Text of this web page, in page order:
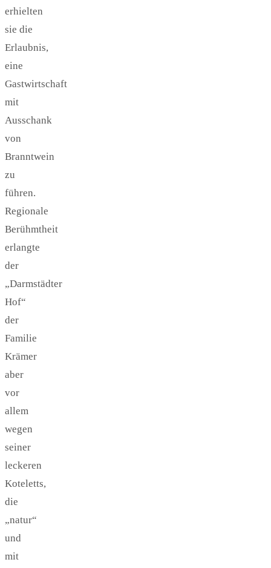
erhielten
sie die
Erlaubnis,
eine
Gastwirtschaft
mit
Ausschank
von
Branntwein
zu
führen.
Regionale
Berühmtheit
erlangte
der
„Darmstädter
Hof“
der
Familie
Krämer
aber
vor
allem
wegen
seiner
leckeren
Koteletts,
die
„natur“
und
mit